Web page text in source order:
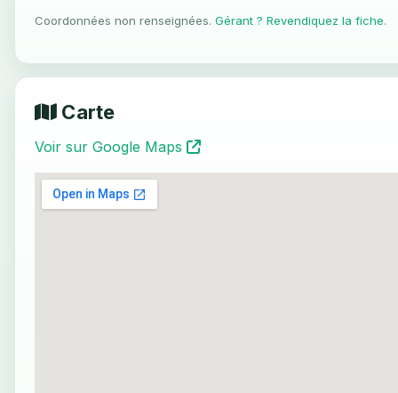
Coordonnées non renseignées. Gérant ? Revendiquez la fiche.
Carte
Voir sur Google Maps